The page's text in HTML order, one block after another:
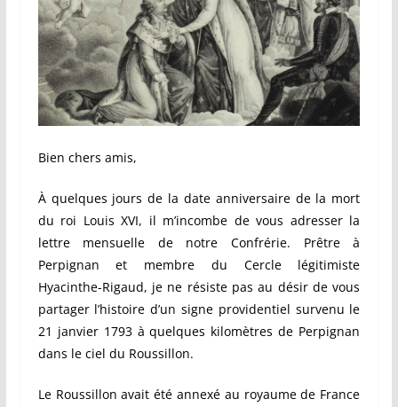
Bien chers amis,
À quelques jours de la date anniversaire de la mort
du roi Louis XVI, il m’incombe de vous adresser la
lettre mensuelle de notre Confrérie. Prêtre à
Perpignan et membre du Cercle légitimiste
Hyacinthe-Rigaud, je ne résiste pas au désir de vous
partager l’histoire d’un signe providentiel survenu le
21 janvier 1793 à quelques kilomètres de Perpignan
dans le ciel du Roussillon.
Le Roussillon avait été annexé au royaume de France